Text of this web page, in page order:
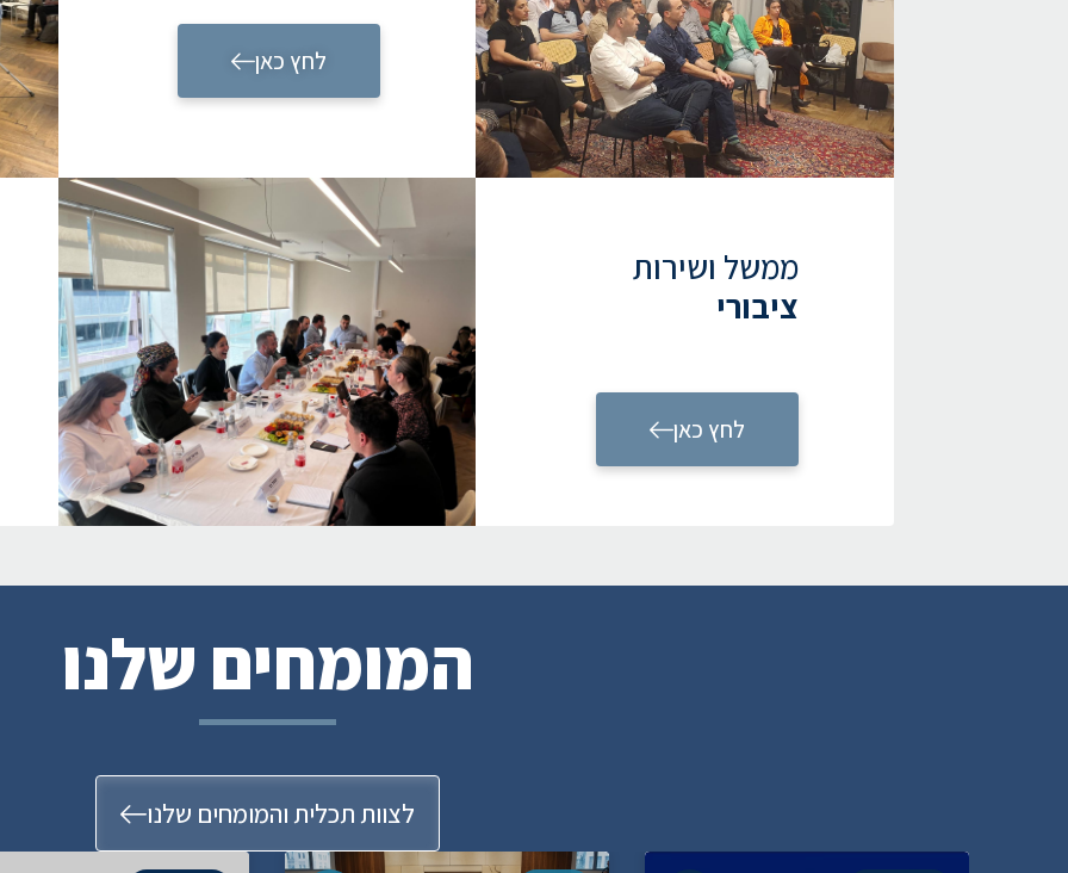
לחץ כאן
ממשל ושירות
ציבורי
לחץ כאן
המומחים שלנו
לצוות תכלית והמומחים שלנו